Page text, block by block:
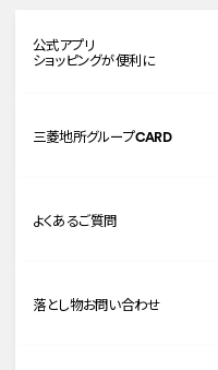
公式アプリ
ショッピングが便利に
三菱地所グループCARD
よくあるご質問
落とし物お問い合わせ